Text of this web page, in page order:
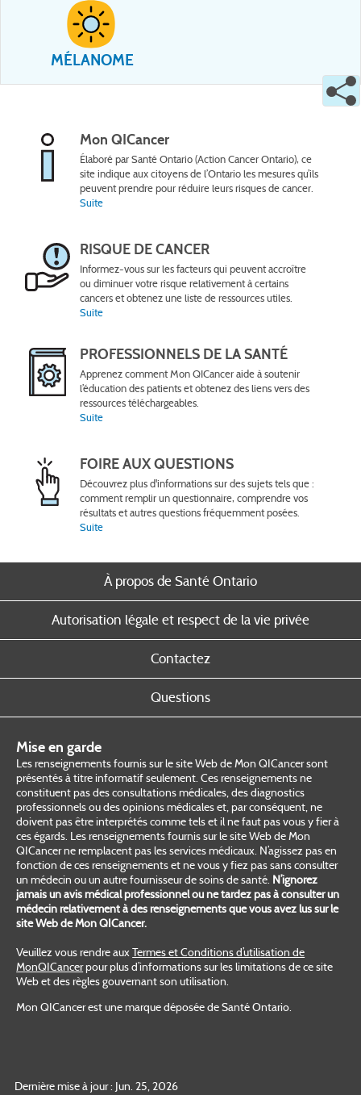
MÉLANOME
Mon QICancer
Élaboré par Santé Ontario (Action Cancer Ontario), ce
site indique aux citoyens de l’Ontario les mesures qu’ils
peuvent prendre pour réduire leurs risques de cancer.
Suite
RISQUE DE CANCER
Informez-vous sur les facteurs qui peuvent accroître
ou diminuer votre risque relativement à certains
cancers et obtenez une liste de ressources utiles.
Suite
PROFESSIONNELS DE LA SANTÉ
Apprenez comment Mon QICancer aide à soutenir
l’éducation des patients et obtenez des liens vers des
ressources téléchargeables.
Suite
FOIRE AUX QUESTIONS
Découvrez plus d'informations sur des sujets tels que :
comment remplir un questionnaire, comprendre vos
résultats et autres questions fréquemment posées.
Suite
À propos de Santé Ontario
Autorisation légale et respect de la vie privée
Contactez
Questions
Mise en garde
Les renseignements fournis sur le site Web de Mon QICancer sont
présentés à titre informatif seulement. Ces renseignements ne
constituent pas des consultations médicales, des diagnostics
professionnels ou des opinions médicales et, par conséquent, ne
doivent pas être interprétés comme tels et il ne faut pas vous y fier à
ces égards. Les renseignements fournis sur le site Web de Mon
QICancer ne remplacent pas les services médicaux. N’agissez pas en
fonction de ces renseignements et ne vous y fiez pas sans consulter
un médecin ou un autre fournisseur de soins de santé. N’ignorez
jamais un avis médical professionnel ou ne tardez pas à consulter un
médecin relativement à des renseignements que vous avez lus sur le
site Web de Mon QICancer.
Veuillez vous rendre auxTermes et Conditions d’utilisation de
MonQICancerpour plus d’informations sur les limitations de ce site
Web et des règles gouvernant son utilisation.
Mon QICancer est une marque déposée de Santé Ontario.
Dernière mise à jour : Jun. 25, 2026